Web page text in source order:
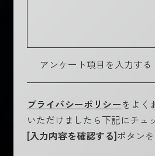
アンケート項目を入力する
プライバシーポリシーをよく
いただけましたら下記にチェ
[入力内容を確認する]ボタン